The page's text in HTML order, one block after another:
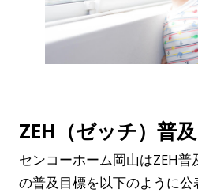
ZEH（ゼッチ）普
センコーホーム岡山はZEH
の普及目標を以下のように公